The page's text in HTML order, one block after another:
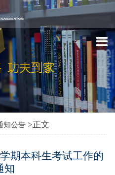
知公告 >正文
期本科生考试工作的
知